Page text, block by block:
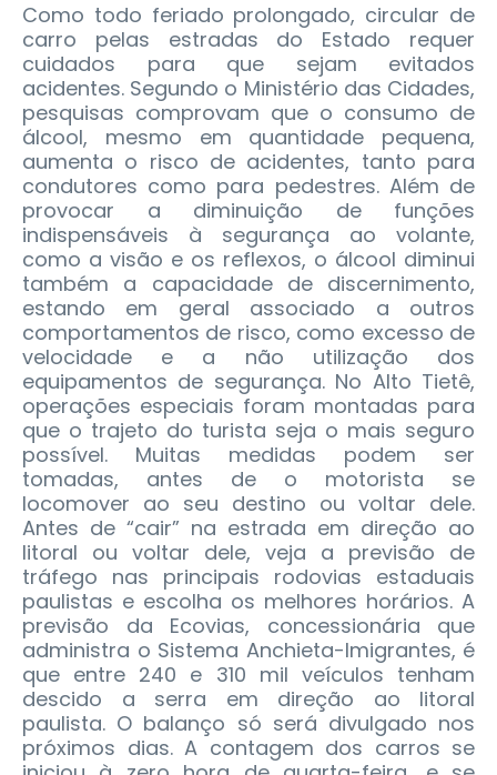
Como todo feriado prolongado, circular de
carro pelas estradas do Estado requer
cuidados para que sejam evitados
acidentes. Segundo o Ministério das Cidades,
pesquisas comprovam que o consumo de
álcool, mesmo em quantidade pequena,
aumenta o risco de acidentes, tanto para
condutores como para pedestres. Além de
provocar a diminuição de funções
indispensáveis à segurança ao volante,
como a visão e os reflexos, o álcool diminui
também a capacidade de discernimento,
estando em geral associado a outros
comportamentos de risco, como excesso de
velocidade e a não utilização dos
equipamentos de segurança. No Alto Tietê,
operações especiais foram montadas para
que o trajeto do turista seja o mais seguro
possível. Muitas medidas podem ser
tomadas, antes de o motorista se
locomover ao seu destino ou voltar dele.
Antes de “cair” na estrada em direção ao
litoral ou voltar dele, veja a previsão de
tráfego nas principais rodovias estaduais
paulistas e escolha os melhores horários. A
previsão da Ecovias, concessionária que
administra o Sistema Anchieta-Imigrantes, é
que entre 240 e 310 mil veículos tenham
descido a serra em direção ao litoral
paulista. O balanço só será divulgado nos
próximos dias. A contagem dos carros se